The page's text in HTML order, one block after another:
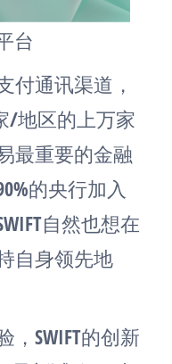
台
付通讯渠道，
/地区的上万家
最重要的金融
的央行加入
自然也想在
自身领先地
SWIFT的创新